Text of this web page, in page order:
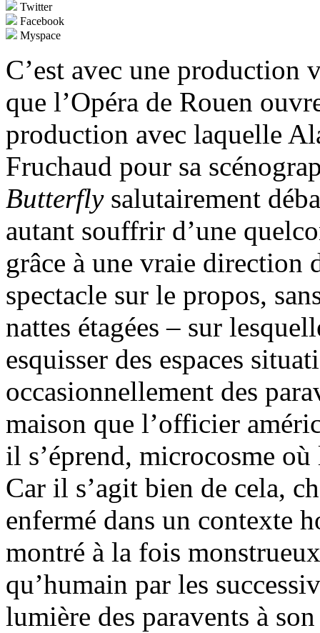
Twitter
Facebook
Myspace
C’est avec une production
que l’Opéra de Rouen
production avec laquelle
Fruchaud pour sa
Butterfly salutairement
autant souffrir d’une
grâce à une vraie direction
spectacle sur le propos,
nattes étagées – sur
esquisser des espaces
occasionnellement des
maison que l’officier
il s’éprend, microcosme
Car il s’agit bien de cela,
enfermé dans un contexte
montré à la fois
qu’humain par les
lumière des paravents à